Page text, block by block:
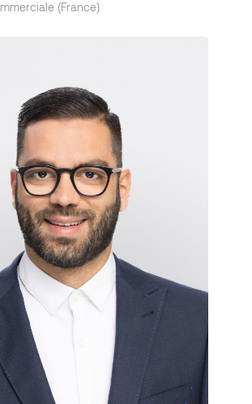
(France)